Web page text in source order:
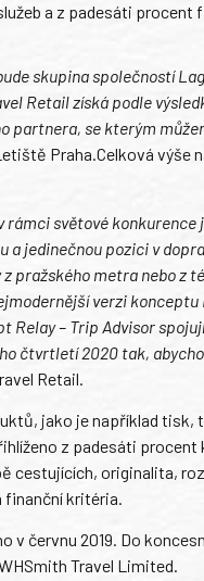
a z padesáti procent
skupina společností
Retail získá podle
partnera, se kterým
Praha.Celková výše
světové
jedinečnou pozici v
pražského metra nebo z
verzi konceptu
– Trip Advisor
čtvrtletí 2020 tak,
Retail.
jako je například tisk,
z padesáti
originalita,
finanční kritéria.
červnu 2019. Do
Travel Limited.